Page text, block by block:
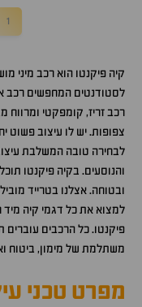
1
קיה פיקנטו הוא רכב מיני
לסטודנטים המחפשים רכב
רכב זריז, קומפקטי ומרווח
צפופות. יש לו עיצוב פשוט
לבחירה טובה המשלבת
והנוסעים. בקיה פיקנטו
ובטוחה. אצלנו בטרייד
למצוא את כל דגמי קיה מיד
פיקנטו. כל הרכבים עוברים
משתלמת של מימון, ביטוח
מפרט טכני